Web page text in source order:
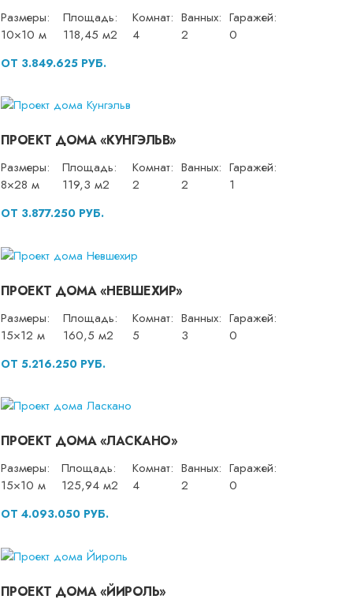
Размеры:
10×10 м
Площадь:
118,45 м2
Комнат:
4
Ванных:
2
Гаражей:
0
ОТ 3.849.625 РУБ.
ПРОЕКТ ДОМА «КУНГЭЛЬВ»
Размеры:
8×28 м
Площадь:
119,3 м2
Комнат:
2
Ванных:
2
Гаражей:
1
ОТ 3.877.250 РУБ.
ПРОЕКТ ДОМА «НЕВШЕХИР»
Размеры:
15×12 м
Площадь:
160,5 м2
Комнат:
5
Ванных:
3
Гаражей:
0
ОТ 5.216.250 РУБ.
ПРОЕКТ ДОМА «ЛАСКАНО»
Размеры:
15×10 м
Площадь:
125,94 м2
Комнат:
4
Ванных:
2
Гаражей:
0
ОТ 4.093.050 РУБ.
ПРОЕКТ ДОМА «ЙИРОЛЬ»